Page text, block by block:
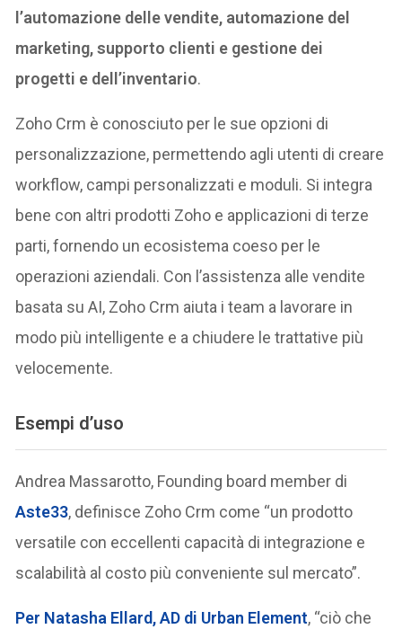
l’automazione delle vendite, automazione del
marketing, supporto clienti e gestione dei
progetti e dell’inventario.
Zoho Crm è conosciuto per le sue opzioni di
personalizzazione, permettendo agli utenti di creare
workflow, campi personalizzati e moduli. Si integra
bene con altri prodotti Zoho e applicazioni di terze
parti, fornendo un ecosistema coeso per le
operazioni aziendali. Con l’assistenza alle vendite
basata su AI, Zoho Crm aiuta i team a lavorare in
modo più intelligente e a chiudere le trattative più
velocemente.
Esempi d’uso
Andrea Massarotto, Founding board member di
Aste33, definisce Zoho Crm come “un prodotto
versatile con eccellenti capacità di integrazione e
scalabilità al costo più conveniente sul mercato”.
Per Natasha Ellard, AD di Urban Element, “ciò che